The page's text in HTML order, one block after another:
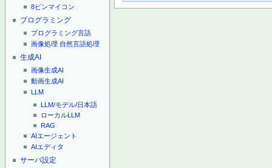
8ピンマイコン
プログラミング
プログラミング言語
画像処理 自然言語処理
生成AI
画像生成AI
動画生成AI
LLM
LLM/モデル/日本語
ローカルLLM
RAG
AIエージェント
AIエディタ
サーバ設定